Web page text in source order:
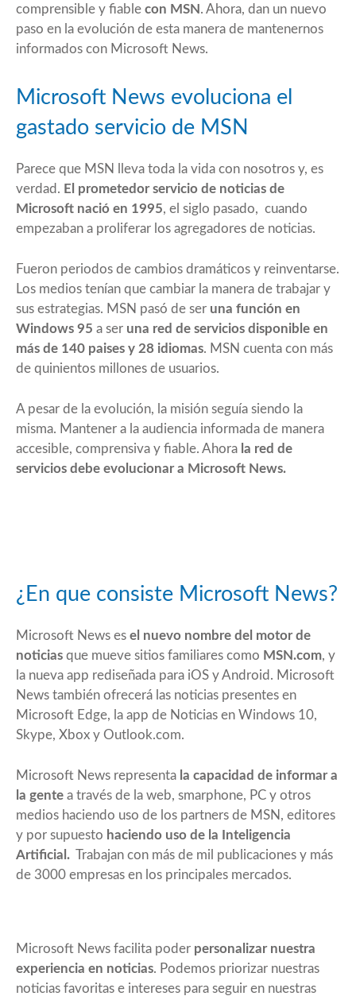
comprensible y fiable con MSN . Ahora, dan un nuevo
paso en la evolución de esta manera de mantenernos
informados con Microsoft News.
Microsoft News evoluciona el
gastado servicio de MSN
Parece que MSN lleva toda la vida con nosotros y, es
verdad. El prometedor servicio de noticias de
Microsoft nació en 1995, el siglo pasado, cuando
empezaban a proliferar los agregadores de noticias.
Fueron periodos de cambios dramáticos y reinventarse.
Los medios tenían que cambiar la manera de trabajar y
sus estrategias. MSN pasó de ser una función en
Windows 95 a ser una red de servicios disponible en
más de 140 paises y 28 idiomas. MSN cuenta con más
de quinientos millones de usuarios.
A pesar de la evolución, la misión seguía siendo la
misma. Mantener a la audiencia informada de manera
accesible, comprensiva y fiable. Ahora la red de
servicios debe evolucionar a Microsoft News.
¿En que consiste Microsoft News?
Microsoft News es el nuevo nombre del motor de
noticias que mueve sitios familiares como MSN.com, y
la nueva app rediseñada para iOS y Android. Microsoft
News también ofrecerá las noticias presentes en
Microsoft Edge, la app de Noticias en Windows 10,
Skype, Xbox y Outlook.com.
Microsoft News representa la capacidad de informar a
la gente a través de la web, smarphone, PC y otros
medios haciendo uso de los partners de MSN, editores
y por supuesto haciendo uso de la Inteligencia
Artificial. Trabajan con más de mil publicaciones y más
de 3000 empresas en los principales mercados.
Microsoft News facilita poder personalizar nuestra
experiencia en noticias. Podemos priorizar nuestras
noticias favoritas e intereses para seguir en nuestras